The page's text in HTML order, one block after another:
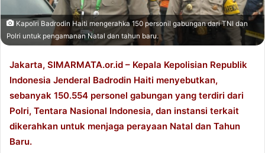
t
e
r
Kapolri Badrodin Haiti mengerahka 150 personil gabungan dari TNI dan
Polri untuk pengamanan Natal dan tahun baru.
Jakarta, SIMARMATA.or.id – Kepala Kepolisian Republik
Indonesia Jenderal Badrodin Haiti menyebutkan,
sebanyak 150.554 personel gabungan yang terdiri dari
Polri, Tentara Nasional Indonesia, dan instansi terkait
dikerahkan untuk menjaga perayaan Natal dan Tahun
Baru.